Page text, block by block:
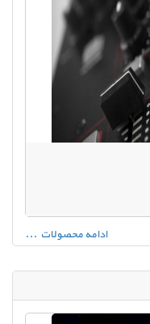
ادامه محصولات ...